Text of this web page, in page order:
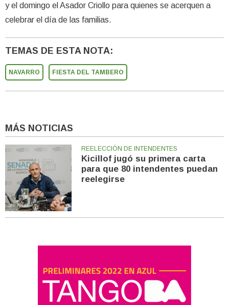
y el domingo el Asador Criollo para quienes se acerquen a
celebrar el día de las familias.
TEMAS DE ESTA NOTA:
NAVARRO FIESTA DEL TAMBERO
MÁS NOTICIAS
REELECCIÓN DE INTENDENTES
Kicillof jugó su primera carta
para que 80 intendentes puedan
reelegirse